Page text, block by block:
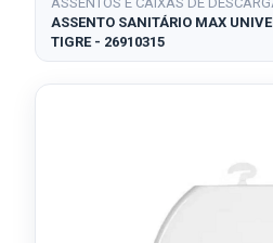
ASSENTO SANITÁRIO MAX
TIGRE - 26910315